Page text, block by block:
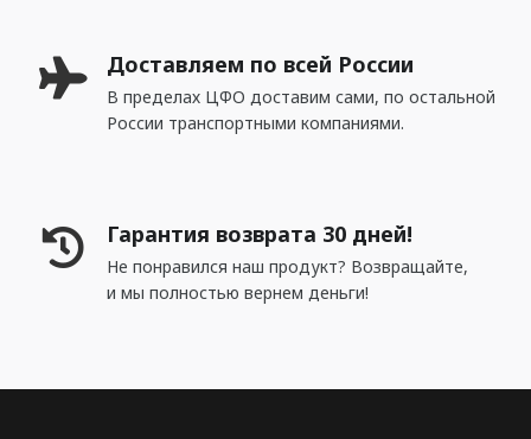
Блоки питания
Профили для LED
Доставляем по всей России
В пределах ЦФО доставим сами, по остальной
России транспортными компаниями.
Гарантия возврата 30 дней!
Не понравился наш продукт? Возвращайте,
и мы полностью вернем деньги!